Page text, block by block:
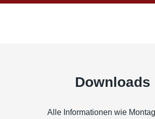
Downloads
Alle Informationen wie